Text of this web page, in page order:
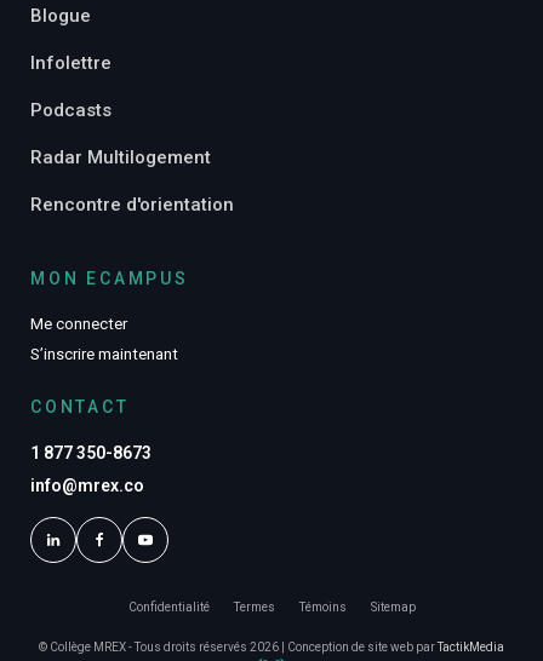
Blogue
Infolettre
Podcasts
Radar Multilogement
Rencontre d'orientation
MON ECAMPUS
Me connecter
S’inscrire maintenant
CONTACT
1 877 350-8673
info@mrex.co
© Collège MREX - Tous droits réservés 2026 | Conception de site web parTactikMedia
Confidentialité Termes Témoins Sitemap